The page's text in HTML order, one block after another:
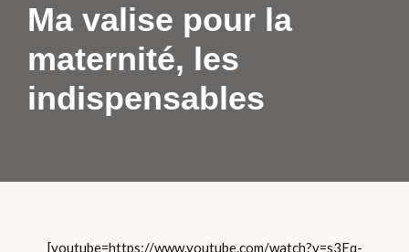
Ma valise pour la
maternité, les
indispensables
[youtube=https://www.youtube.com/watch?v=s3Eq-